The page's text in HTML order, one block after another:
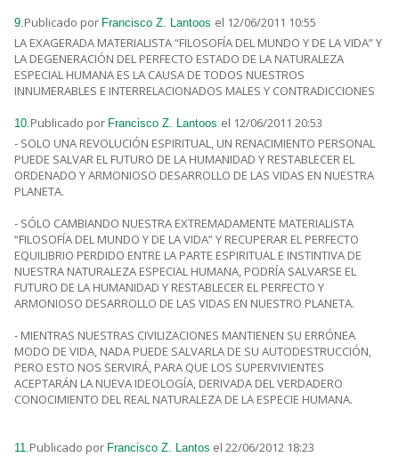
9.Publicado por Francisco Z. Lantoos el 12/06/2011 10:55
LA EXAGERADA MATERIALISTA “FILOSOFÍA DEL MUNDO Y DE LA VIDA” Y
LA DEGENERACIÓN DEL PERFECTO ESTADO DE LA NATURALEZA
ESPECIAL HUMANA ES LA CAUSA DE TODOS NUESTROS
INNUMERABLES E INTERRELACIONADOS MALES Y CONTRADICCIONES
10.Publicado por Francisco Z. Lantoos el 12/06/2011 20:53
- SOLO UNA REVOLUCIÓN ESPIRITUAL, UN RENACIMIENTO PERSONAL
PUEDE SALVAR EL FUTURO DE LA HUMANIDAD Y RESTABLECER EL
ORDENADO Y ARMONIOSO DESARROLLO DE LAS VIDAS EN NUESTRA
PLANETA.
- SÓLO CAMBIANDO NUESTRA EXTREMADAMENTE MATERIALISTA
“FILOSOFÍA DEL MUNDO Y DE LA VIDA” Y RECUPERAR EL PERFECTO
EQUILIBRIO PERDIDO ENTRE LA PARTE ESPIRITUAL E INSTINTIVA DE
NUESTRA NATURALEZA ESPECIAL HUMANA, PODRÍA SALVARSE EL
FUTURO DE LA HUMANIDAD Y RESTABLECER EL PERFECTO Y
ARMONIOSO DESARROLLO DE LAS VIDAS EN NUESTRO PLANETA.
- MIENTRAS NUESTRAS CIVILIZACIONES MANTIENEN SU ERRÓNEA
MODO DE VIDA, NADA PUEDE SALVARLA DE SU AUTODESTRUCCIÓN,
PERO ESTO NOS SERVIRÁ, PARA QUE LOS SUPERVIVIENTES
ACEPTARÁN LA NUEVA IDEOLOGÍA, DERIVADA DEL VERDADERO
CONOCIMIENTO DEL REAL NATURALEZA DE LA ESPECIE HUMANA.
11.Publicado por Francisco Z. Lantos el 22/06/2012 18:23